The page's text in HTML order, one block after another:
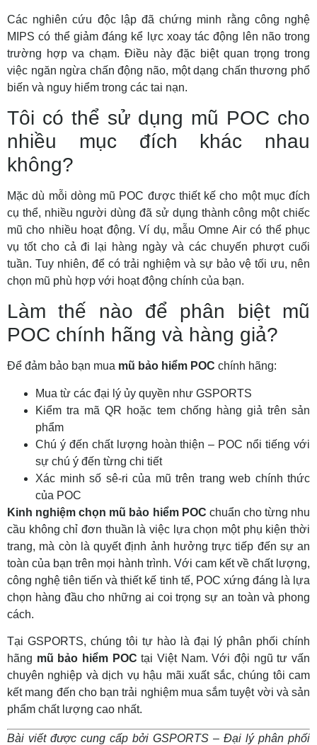
Các nghiên cứu độc lập đã chứng minh rằng công nghệ
MIPS có thể giảm đáng kể lực xoay tác động lên não trong
trường hợp va chạm. Điều này đặc biệt quan trọng trong
việc ngăn ngừa chấn động não, một dạng chấn thương phổ
biến và nguy hiểm trong các tai nạn.
Tôi có thể sử dụng mũ POC cho
nhiều mục đích khác nhau
không?
Mặc dù mỗi dòng mũ POC được thiết kế cho một mục đích
cụ thể, nhiều người dùng đã sử dụng thành công một chiếc
mũ cho nhiều hoạt động. Ví dụ, mẫu Omne Air có thể phục
vụ tốt cho cả đi lại hàng ngày và các chuyến phượt cuối
tuần. Tuy nhiên, để có trải nghiệm và sự bảo vệ tối ưu, nên
chọn mũ phù hợp với hoạt động chính của bạn.
Làm thế nào để phân biệt mũ
POC chính hãng và hàng giả?
Để đảm bảo bạn mua mũ bảo hiểm POC chính hãng:
Mua từ các đại lý ủy quyền như GSPORTS
Kiểm tra mã QR hoặc tem chống hàng giả trên sản
phẩm
Chú ý đến chất lượng hoàn thiện – POC nổi tiếng với
sự chú ý đến từng chi tiết
Xác minh số sê-ri của mũ trên trang web chính thức
của POC
Kinh nghiệm chọn mũ bảo hiểm POC chuẩn cho từng nhu
cầu không chỉ đơn thuần là việc lựa chọn một phụ kiện thời
trang, mà còn là quyết định ảnh hưởng trực tiếp đến sự an
toàn của bạn trên mọi hành trình. Với cam kết về chất lượng,
công nghệ tiên tiến và thiết kế tinh tế, POC xứng đáng là lựa
chọn hàng đầu cho những ai coi trọng sự an toàn và phong
cách.
Tại GSPORTS, chúng tôi tự hào là đại lý phân phối chính
hãng mũ bảo hiểm POC tại Việt Nam. Với đội ngũ tư vấn
chuyên nghiệp và dịch vụ hậu mãi xuất sắc, chúng tôi cam
kết mang đến cho bạn trải nghiệm mua sắm tuyệt vời và sản
phẩm chất lượng cao nhất.
Bài viết được cung cấp bởi GSPORTS – Đại lý phân phối